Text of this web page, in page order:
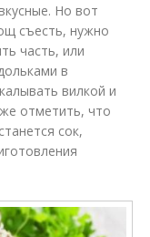
Но вот
съесть, нужно
часть, или
в
вилкой и
отметить, что
сок,